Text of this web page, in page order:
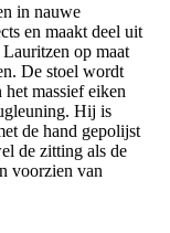
in nauwe
en maakt deel uit
op maat
De stoel wordt
het massief eiken
Hij is
de hand gepolijst
de zitting als de
voorzien van